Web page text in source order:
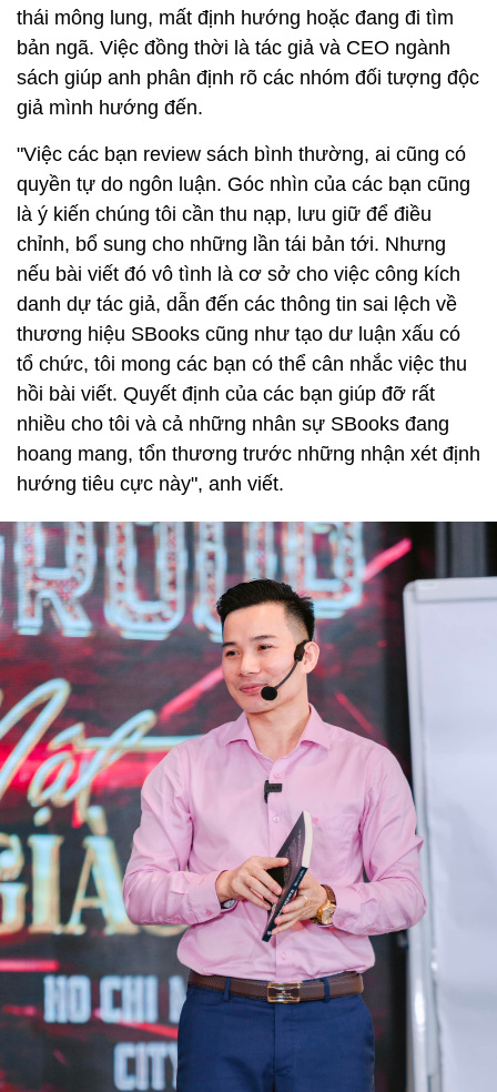
thái mông lung, mất định hướng hoặc đang đi tìm
bản ngã. Việc đồng thời là tác giả và CEO ngành
sách giúp anh phân định rõ các nhóm đối tượng độc
giả mình hướng đến.
"Việc các bạn review sách bình thường, ai cũng có
quyền tự do ngôn luận. Góc nhìn của các bạn cũng
là ý kiến chúng tôi cần thu nạp, lưu giữ để điều
chỉnh, bổ sung cho những lần tái bản tới. Nhưng
nếu bài viết đó vô tình là cơ sở cho việc công kích
danh dự tác giả, dẫn đến các thông tin sai lệch về
thương hiệu SBooks cũng như tạo dư luận xấu có
tổ chức, tôi mong các bạn có thể cân nhắc việc thu
hồi bài viết. Quyết định của các bạn giúp đỡ rất
nhiều cho tôi và cả những nhân sự SBooks đang
hoang mang, tổn thương trước những nhận xét định
hướng tiêu cực này", anh viết.